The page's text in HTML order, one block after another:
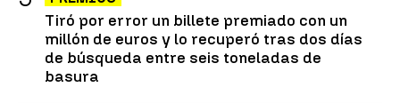
Tiró por error un billete premiado con un
millón de euros y lo recuperó tras dos días
de búsqueda entre seis toneladas de
basura